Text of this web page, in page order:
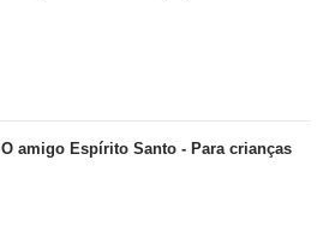
O amigo Espírito Santo - Para crianças